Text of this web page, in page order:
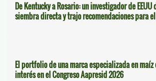
De Kentucky a Rosario: un investigador de
siembra directa y trajo recomendaciones para
El portfolio de una marca especializada en
interés en el Congreso Aapresid 2026